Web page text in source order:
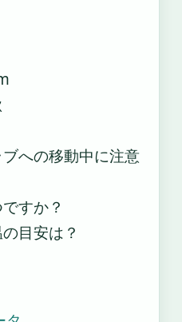
への移動中に注意
すか？
目安は？